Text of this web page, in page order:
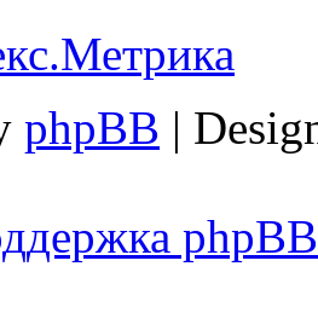
phpBB |
phpBB